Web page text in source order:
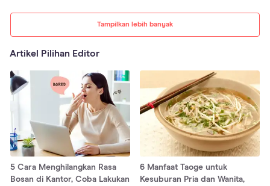
Tampilkan lebih banyak
Artikel Pilihan Editor
5 Cara Menghilangkan Rasa
Bosan di Kantor, Coba Lakukan
6 Manfaat Taoge untuk
Kesuburan Pria dan Wanita,